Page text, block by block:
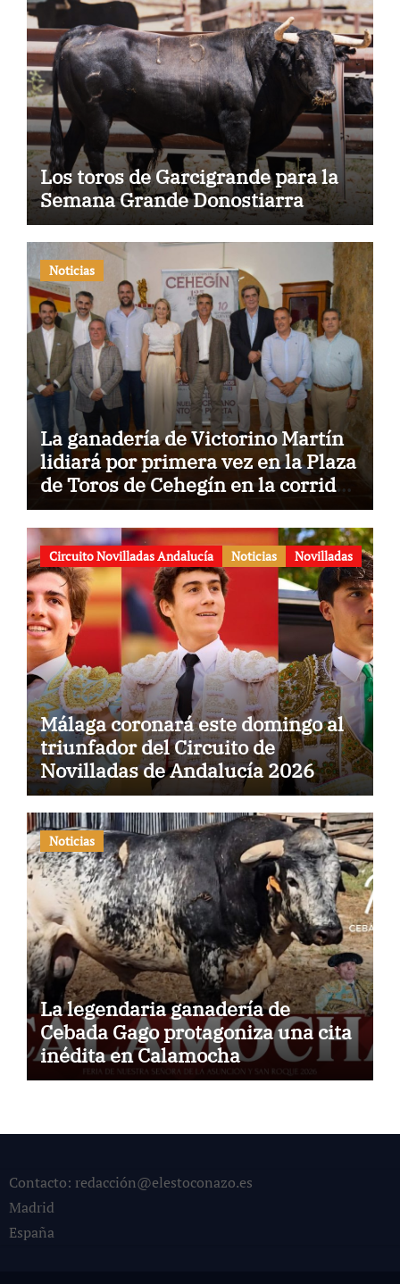
Los toros de Garcigrande para la
Semana Grande Donostiarra
Noticias
La ganadería de Victorino Martín
lidiará por primera vez en la Plaza
de Toros de Cehegín en la corrida
conmemorativa de su 125
aniversario
Circuito Novilladas Andalucía Noticias Novilladas
Málaga coronará este domingo al
triunfador del Circuito de
Novilladas de Andalucía 2026
Noticias
La legendaria ganadería de
Cebada Gago protagoniza una cita
inédita en Calamocha
Contacto: redacción@elestoconazo.es
Madrid
España